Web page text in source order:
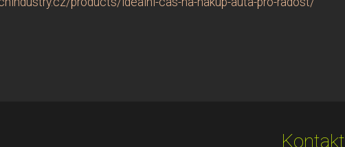
Kontakt